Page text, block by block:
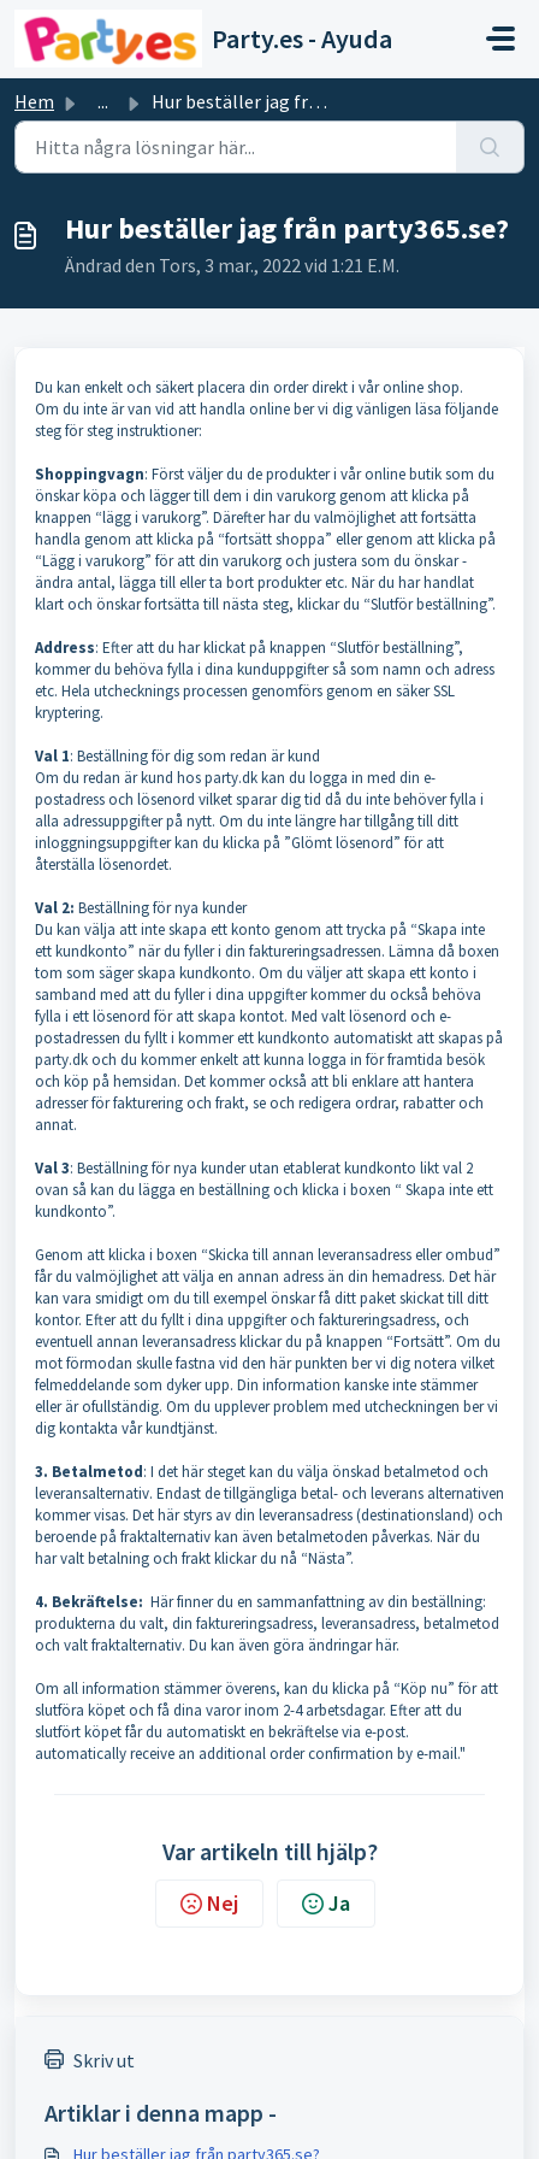
Hoppa över till huvudinnehåll
Party.es - Ayuda
Hem ... Hur beställer jag från party365.se?
Hur beställer jag från party365.se?
Ändrad den Tors, 3 mar., 2022 vid 1:21 E.M.
Du kan enkelt och säkert placera din order direkt i vår online shop.
Om du inte är van vid att handla online ber vi dig vänligen läsa följande
steg för steg instruktioner:
Shoppingvagn: Först väljer du de produkter i vår online butik som du
önskar köpa och lägger till dem i din varukorg genom att klicka på
knappen “lägg i varukorg”. Därefter har du valmöjlighet att fortsätta
handla genom att klicka på “fortsätt shoppa” eller genom att klicka på
“Lägg i varukorg” för att din varukorg och justera som du önskar -
ändra antal, lägga till eller ta bort produkter etc. När du har handlat
klart och önskar fortsätta till nästa steg, klickar du “Slutför beställning”.
Address: Efter att du har klickat på knappen “Slutför beställning”,
kommer du behöva fylla i dina kunduppgifter så som namn och adress
etc. Hela utchecknings processen genomförs genom en säker SSL
kryptering.
Val 1: Beställning för dig som redan är kund
Om du redan är kund hos party.dk kan du logga in med din e-
postadress och lösenord vilket sparar dig tid då du inte behöver fylla i
alla adressuppgifter på nytt. Om du inte längre har tillgång till ditt
inloggningsuppgifter kan du klicka på ”Glömt lösenord” för att
återställa lösenordet.
Val 2: Beställning för nya kunder
Du kan välja att inte skapa ett konto genom att trycka på “Skapa inte
ett kundkonto” när du fyller i din faktureringsadressen. Lämna då boxen
tom som säger skapa kundkonto. Om du väljer att skapa ett konto i
samband med att du fyller i dina uppgifter kommer du också behöva
fylla i ett lösenord för att skapa kontot. Med valt lösenord och e-
postadressen du fyllt i kommer ett kundkonto automatiskt att skapas på
party.dk och du kommer enkelt att kunna logga in för framtida besök
och köp på hemsidan. Det kommer också att bli enklare att hantera
adresser för fakturering och frakt, se och redigera ordrar, rabatter och
annat.
Val 3: Beställning för nya kunder utan etablerat kundkonto likt val 2
ovan så kan du lägga en beställning och klicka i boxen “ Skapa inte ett
kundkonto”.
Genom att klicka i boxen “Skicka till annan leveransadress eller ombud”
får du valmöjlighet att välja en annan adress än din hemadress. Det här
kan vara smidigt om du till exempel önskar få ditt paket skickat till ditt
kontor. Efter att du fyllt i dina uppgifter och faktureringsadress, och
eventuell annan leveransadress klickar du på knappen “Fortsätt”. Om du
mot förmodan skulle fastna vid den här punkten ber vi dig notera vilket
felmeddelande som dyker upp. Din information kanske inte stämmer
eller är ofullständig. Om du upplever problem med utcheckningen ber vi
dig kontakta vår kundtjänst.
3. Betalmetod: I det här steget kan du välja önskad betalmetod och
leveransalternativ. Endast de tillgängliga betal- och leverans alternativen
kommer visas. Det här styrs av din leveransadress (destinationsland) och
beroende på fraktalternativ kan även betalmetoden påverkas. När du
har valt betalning och frakt klickar du nå “Nästa”.
4. Bekräftelse: Här finner du en sammanfattning av din beställning:
produkterna du valt, din faktureringsadress, leveransadress, betalmetod
och valt fraktalternativ. Du kan även göra ändringar här.
Om all information stämmer överens, kan du klicka på “Köp nu” för att
slutföra köpet och få dina varor inom 2-4 arbetsdagar. Efter att du
slutfört köpet får du automatiskt en bekräftelse via e-post.
automatically receive an additional order confirmation by e-mail."
Var artikeln till hjälp?
Nej Ja
Skriv ut
Artiklar i denna mapp -
Hur beställer jag från party365.se?